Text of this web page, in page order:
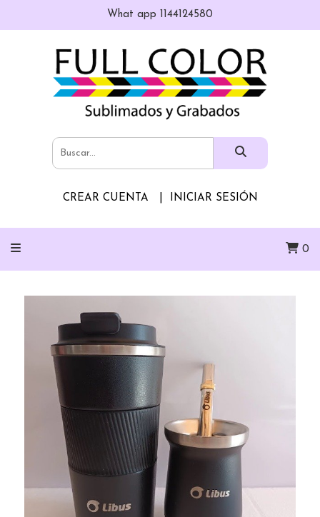
What app 1144124580
CREAR CUENTA INICIAR SESIÓN
0